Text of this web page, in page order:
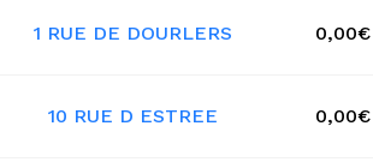
1 RUE DE DOURLERS 0,00€
10 RUE D ESTREE 0,00€